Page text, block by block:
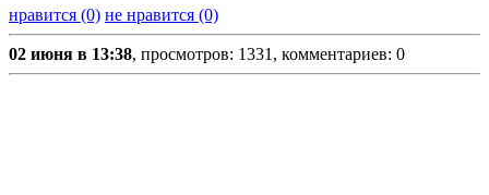
нравится (0) не нравится (0)
02 июня в 13:38, просмотров: 1331, комментариев: 0